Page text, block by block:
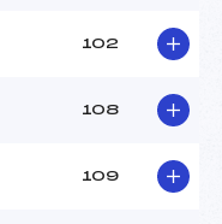
102
108
109